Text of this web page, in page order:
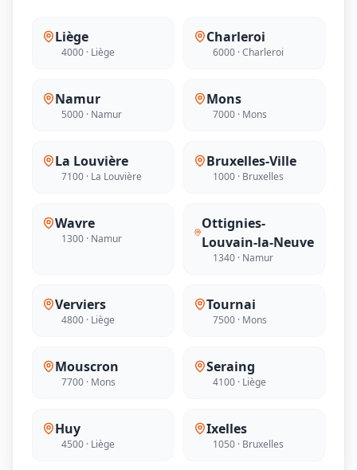
Liège
4000 · Liège
Charleroi
6000 · Charleroi
Namur
5000 · Namur
Mons
7000 · Mons
La Louvière
7100 · La Louvière
Bruxelles-Ville
1000 · Bruxelles
Wavre
1300 · Namur
Ottignies-
Louvain-la-Neuve
1340 · Namur
Verviers
4800 · Liège
Tournai
7500 · Mons
Mouscron
7700 · Mons
Seraing
4100 · Liège
Huy
4500 · Liège
Ixelles
1050 · Bruxelles